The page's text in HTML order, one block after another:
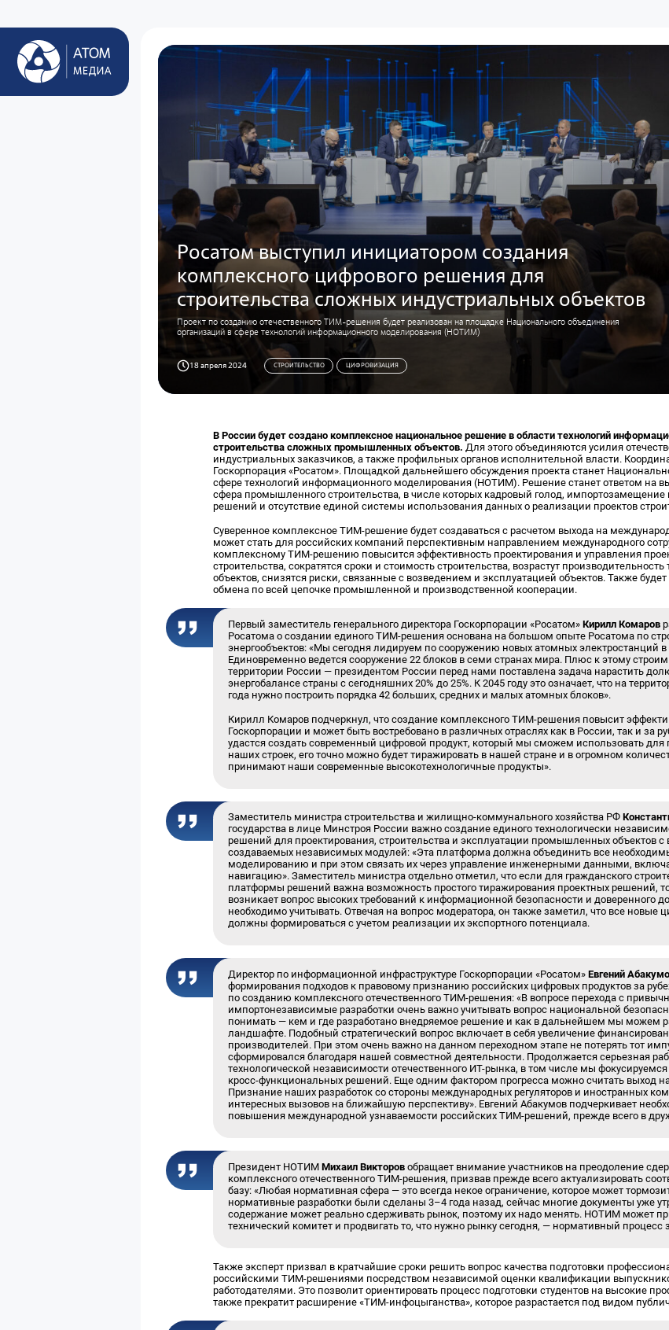
Росатом выступил инициатором создания
комплексного цифрового решения для
строительства сложных индустриальных объектов
Проект по созданию отечественного ТИМ-решения будет реализован на площадке Национального объединения
организаций в сфере технологий информационного моделирования (НОТИМ)
18 апреля 2024 СТРОИТЕЛЬСТВО ЦИФРОВИЗАЦИЯ
В России будет создано комплексное национальное решение в области технологий
строительства сложных промышленных объектов. Для этого объединяются усилия
индустриальных заказчиков, а также профильных органов исполнительной власти.
Госкорпорация «Росатом». Площадкой дальнейшего обсуждения проекта станет
сфере технологий информационного моделирования (НОТИМ). Решение станет ответом на
сфера промышленного строительства, в числе которых кадровый голод,
решений и отсутствие единой системы использования данных о реализации проектов
Суверенное комплексное ТИМ-решение будет создаваться с расчетом выхода на
может стать для российских компаний перспективным направлением международного
комплексному ТИМ-решению повысится эффективность проектирования и управления
строительства, сократятся сроки и стоимость строительства, возрастут
объектов, снизятся риски, связанные с возведением и эксплуатацией объектов. Также
обмена по всей цепочке промышленной и производственной кооперации.
Первый заместитель генерального директора Госкорпорации «Росатом»Кирилл Комаров
Росатома о создании единого ТИМ-решения основана на большом опыте Росатома по
энергообъектов: «Мы сегодня лидируем по сооружению новых атомных электростанций
Единовременно ведется сооружение 22 блоков в семи странах мира. Плюс к этому
территории России — президентом России перед нами поставлена задача нарастить
энергобалансе страны с сегодняшних 20% до 25%. К 2045 году это означает, что на
года нужно построить порядка 42 больших, средних и малых атомных блоков».
Кирилл Комаров подчеркнул, что создание комплексного ТИМ-решения повысит
Госкорпорации и может быть востребовано в различных отраслях как в России, так и за
удастся создать современный цифровой продукт, который мы сможем использовать
наших строек, его точно можно будет тиражировать в нашей стране и в огромном
принимают наши современные высокотехнологичные продукты».
Заместитель министра строительства и жилищно-коммунального хозяйства РФ
государства в лице Минстроя России важно создание единого технологически
решений для проектирования, строительства и эксплуатации промышленных объектов
создаваемых независимых модулей: «Эта платформа должна объединить все
моделированию и при этом связать их через управление инженерными данными,
навигацию». Заместитель министра отдельно отметил, что если для гражданского
платформы решений важна возможность простого тиражирования проектных решений,
возникает вопрос высоких требований к информационной безопасности и доверенного
необходимо учитывать. Отвечая на вопрос модератора, он также заметил, что все новые
должны формироваться с учетом реализации их экспортного потенциала.
Директор по информационной инфраструктуре Госкорпорации «Росатом»Евгений
формирования подходов к правовому признанию российских цифровых продуктов за
по созданию комплексного отечественного ТИМ-решения: «В вопросе перехода с
импортонезависимые разработки очень важно учитывать вопрос национальной
понимать — кем и где разработано внедряемое решение и как в дальнейшем мы можем
ландшафте. Подобный стратегический вопрос включает в себя увеличение
производителей. При этом очень важно на данном переходном этапе не потерять тот
сформировался благодаря нашей совместной деятельности. Продолжается серьезная
технологической независимости отечественного ИТ-рынка, в том числе мы
кросс-функциональных решений. Еще одним фактором прогресса можно считать выход
Признание наших разработок со стороны международных регуляторов и иностранных
интересных вызовов на ближайшую перспективу». Евгений Абакумов подчеркивает
повышения международной узнаваемости российских ТИМ-решений, прежде всего в
Президент НОТИММихаил Викторов обращает внимание участников на преодоление
комплексного отечественного ТИМ-решения, призвав прежде всего актуализировать
базу: «Любая нормативная сфера — это всегда некое ограничение, которое может
нормативные разработки были сделаны 3–4 года назад, сейчас многие документы уже
содержание может реально сдерживать рынок, поэтому их надо менять. НОТИМ может
технический комитет и продвигать то, что нужно рынку сегодня, — нормативный процесс
Также эксперт призвал в кратчайшие сроки решить вопрос качества подготовки
российскими ТИМ-решениями посредством независимой оценки квалификации
работодателями. Это позволит ориентировать процесс подготовки студентов на высокие
также прекратит расширение «ТИМ-инфоцыганства», которое разрастается под видом